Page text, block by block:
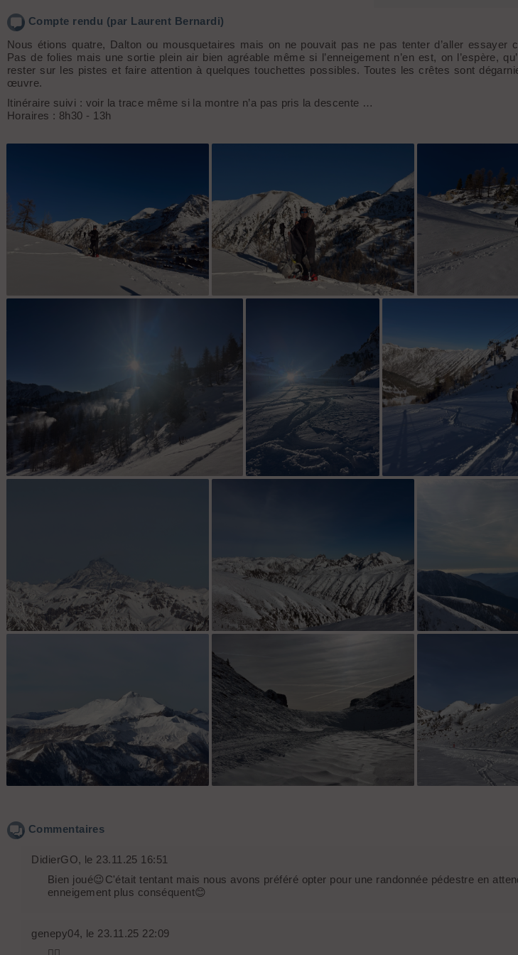
Compte rendu (par Laurent Bernardi)
Nous étions quatre, Dalton ou mousquetaires mais on ne pouvait pas ne pas tenter d’aller essayer
Pas de folies mais une sortie plein air bien agréable même si l’enneigement n’en est, on l’espère,
rester sur les pistes et faire attention à quelques touchettes possibles. Toutes les crêtes sont
œuvre.
Itinéraire suivi : voir la trace même si la montre n’a pas pris la descente …
Horaires : 8h30 - 13h
Commentaires
DidierGO, le 23.11.25 16:51
Bien joué😉C'était tentant mais nous avons préféré opter pour une randonnée pédestre en
enneigement plus conséquent😊
genepy04, le 23.11.25 22:09